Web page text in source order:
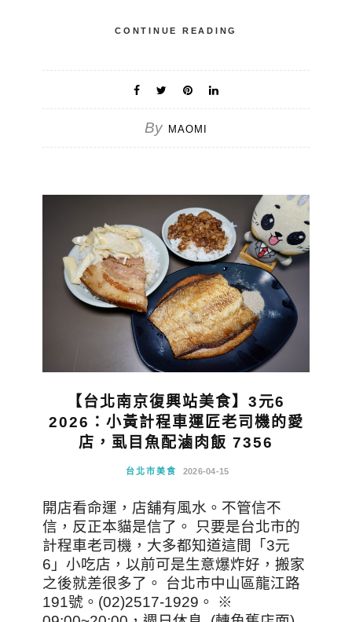
CONTINUE READING
By MAOMI
【台北南京復興站美食】3元6
2026：小黃計程車運匠老司機的愛
店，虱目魚配滷肉飯 7356
台北市美食 2026-04-15
開店看命運，店舖有風水。不管信不
信，反正本貓是信了。 只要是台北市的
計程車老司機，大多都知道這間「3元
6」小吃店，以前可是生意爆炸好，搬家
之後就差很多了。 台北市中山區龍江路
191號。(02)2517-1929。 ※